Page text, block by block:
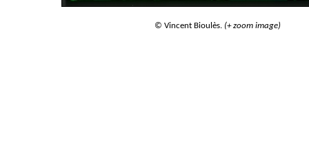
© Vincent Bioulès. (+ zoom image)